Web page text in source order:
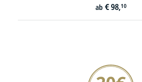
ab € 98,10
20€ Gutschein sichern